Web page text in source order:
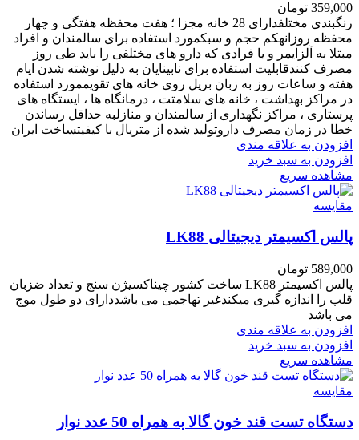
359,000 تومان
رنگبندی مختلفدارای 28 خانه مجزا ؛ هفت محفظه هفتگی و چهار
محفظه روزانهکم حجم و سبکمورد استفاده برای سالمندان و افراد
مبتلا به آلزایمر و یا فرادی که دارو های مختلفی را باید طی روز
مصرف کنندقابلیت استفاده برای نابینایان به دلیل نوشته شدن ایام
هفته و ساعات روز به زبان بریل روی خانه های تقویممورد استفاده
در مراکز بهداشت ، خانه های سلامتت ، درمانگاه ها ، ایستگاه های
پرستاری ، مراکز نگهداری از سالمندان و منازلبه حداقل رساندن
خطا در زمان مصرف داروتولید شده از متریال با کیفیتساخت ایران
افزودن به علاقه مندی
افزودن به سبد خرید
مشاهده سریع
مقایسه
پالس اکسیمتر دیجیتالی LK88
589,000 تومان
پالس اکسیمتر LK88 ساخت کشور چیناکسیژن سنج و تعداد ضزبان
قلب را اندازه گیری میکندغیر تهاجمی می باشددارای دو طول موج
می باشد
افزودن به علاقه مندی
افزودن به سبد خرید
مشاهده سریع
مقایسه
دستگاه تست قند خون گالا به همراه 50 عدد نوار